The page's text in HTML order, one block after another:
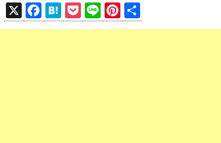
X
F
a
H
at
P
o
Li
n
Pi
nt 有